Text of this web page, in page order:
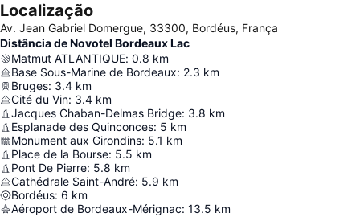
Localização
Av. Jean Gabriel Domergue, 33300, Bordéus, França
Distância de Novotel Bordeaux Lac
Matmut ATLANTIQUE: 0.8 km
Base Sous-Marine de Bordeaux: 2.3 km
Bruges: 3.4 km
Cité du Vin: 3.4 km
Jacques Chaban-Delmas Bridge: 3.8 km
Esplanade des Quinconces: 5 km
Monument aux Girondins: 5.1 km
Place de la Bourse: 5.5 km
Pont De Pierre: 5.8 km
Cathédrale Saint-André: 5.9 km
Bordéus: 6 km
Aéroport de Bordeaux-Mérignac: 13.5 km